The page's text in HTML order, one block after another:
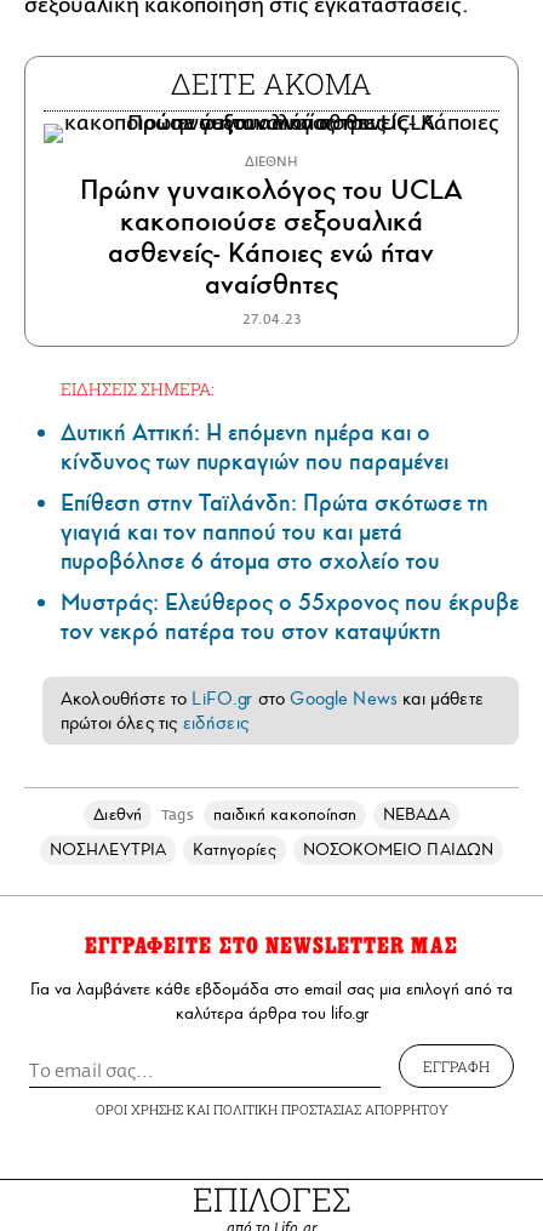
σεξουαλική κακοποίηση στις εγκαταστάσεις.
ΔΕΙΤΕ ΑΚΟΜΑ
ΔΙΕΘΝΗ
Πρώην γυναικολόγος του UCLA
κακοποιούσε σεξουαλικά
ασθενείς- Κάποιες ενώ ήταν
αναίσθητες
27.04.23
ΕΙΔΗΣΕΙΣ ΣΗΜΕΡΑ:
Δυτική Αττική: Η επόμενη ημέρα και ο
κίνδυνος των πυρκαγιών που παραμένει
Επίθεση στην Ταϊλάνδη: Πρώτα σκότωσε τη
γιαγιά και τον παππού του και μετά
πυροβόλησε 6 άτομα στο σχολείο του
Μυστράς: Ελεύθερος ο 55χρονος που έκρυβε
τον νεκρό πατέρα του στον καταψύκτη
Ακολουθήστε το LiFO.gr στοGoogle News και μάθετε
πρώτοι όλες τις ειδήσεις
Διεθνή Tags παιδική κακοποίηση
ΝΕΒΑΔΑ
ΝΟΣΗΛΕΥΤΡΙΑ
Κατηγορίες ΝΟΣΟΚΟΜΕΙΟ ΠΑΙΔΩΝ
ΕΓΓΡΑΦΕΙΤΕ ΣΤΟ NEWSLETTER ΜΑΣ
Για να λαμβάνετε κάθε εβδομάδα στο email σας μια επιλογή από τα
καλύτερα άρθρα του lifo.gr
ΕΓΓΡΑΦΗ
ΟΡΟΙ ΧΡΗΣΗΣΚΑΙ ΠΟΛΙΤΙΚΗ ΠΡΟΣΤΑΣΙΑΣ ΑΠΟΡΡΗΤΟΥ
ΕΠΙΛΟΓΕΣ